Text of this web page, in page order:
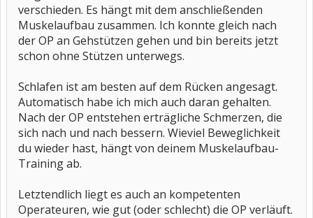
verschieden. Es hängt mit dem anschließenden
Muskelaufbau zusammen. Ich konnte gleich nach
der OP an Gehstützen gehen und bin bereits jetzt
schon ohne Stützen unterwegs.
Schlafen ist am besten auf dem Rücken angesagt.
Automatisch habe ich mich auch daran gehalten.
Nach der OP entstehen erträgliche Schmerzen, die
sich nach und nach bessern. Wieviel Beweglichkeit
du wieder hast, hängt von deinem Muskelaufbau-
Training ab.
Letztendlich liegt es auch an kompetenten
Operateuren, wie gut (oder schlecht) die OP verläuft.